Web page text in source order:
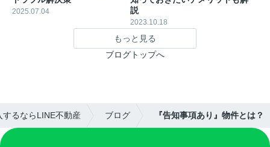
2025.07.04
説
2023.10.18
もっと見る
ブログトップへ
るならLINE不動産 ブログ 『告知事項あり』物件とは？